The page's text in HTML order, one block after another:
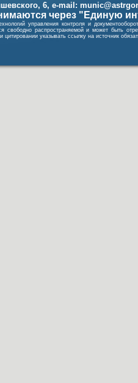
6, e-mail:
через "Единую
управления контроля и
свободно распространяемой и может быть
указывать ссылку на источник